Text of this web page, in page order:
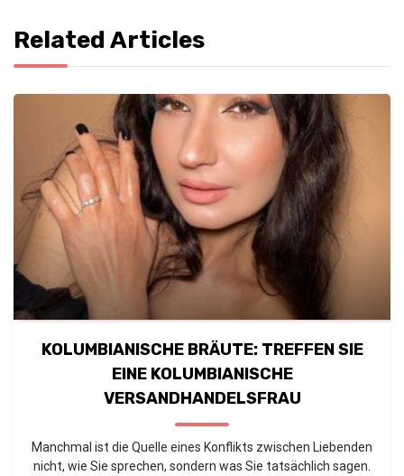
Related Articles
KOLUMBIANISCHE BRÄUTE: TREFFEN SIE
EINE KOLUMBIANISCHE
VERSANDHANDELSFRAU
Manchmal ist die Quelle eines Konflikts zwischen Liebenden
nicht, wie Sie sprechen, sondern was Sie tatsächlich sagen.